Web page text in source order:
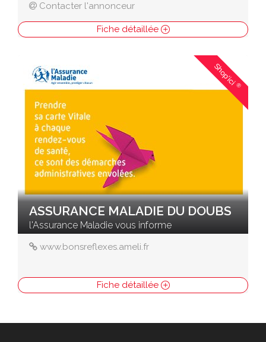
Contacter l'annonceur
Fiche détaillée
Shop'ici®
ASSURANCE MALADIE DU DOUBS
l'Assurance Maladie vous informe
www.bonsreflexes.ameli.fr
Fiche détaillée